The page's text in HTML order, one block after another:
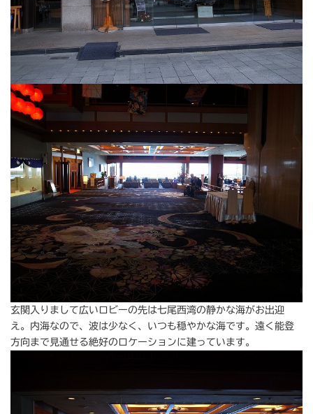
玄関入りまして広いロビーの先は七尾西湾の静かな海がお出迎
え。内海なので、波は少なく、いつも穏やかな海です。遠く能登
方向まで見通せる絶好のロケーションに建っています。